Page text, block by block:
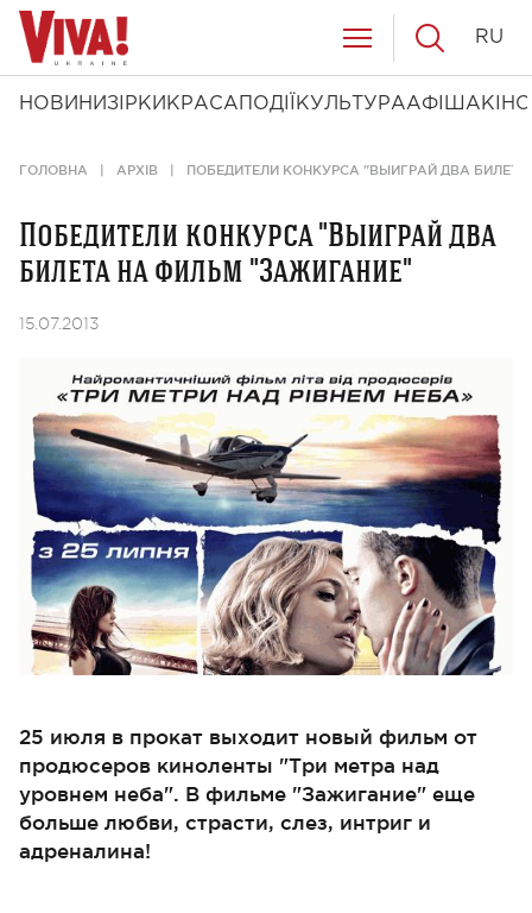
НОВИНИ ЗІРКИ КРАСА ПОДІЇ КУЛЬТУРААФІША КІНО
RU
ГОЛОВНА АРХІВ ПОБЕДИТЕЛИ КОНКУРСА "ВЫИГРАЙ ДВА
Победители конкурса "Выиграй два
билета на фильм "Зажигание"
15.07.2013
25 июля в прокат выходит новый фильм от
продюсеров киноленты "Три метра над
уровнем неба". В фильме "Зажигание" еще
больше любви, страсти, слез, интриг и
адреналина!